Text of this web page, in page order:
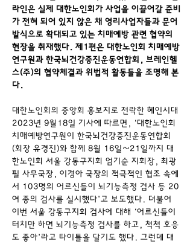
라인은 실제 대한노인회가 사업을 이끌어갈 준비
가 전혀 되어 있지 않은 채 영리사업자들과 문어
발식으로 확대되고 있는 치매예방 관련 협약의
현장을 취재했다. 제1편은 대한노인회 치매예방
연구원과 한국뇌건강증진운동연합회, 브레인헬
스(주)의 협약체결과 위법적 활동들을 조명해 본
다.​
대한노인회의 중앙회 홍보지로 전락한 혜인시대
2023년 9월18일 기사에 따르면, ‘대한노인회
치매예방연구원이 한국뇌건강증진운동연합회
(회장 유경진)와 함께 8월 16일~21일까지 대
한노인회 서울 강동구지회 엄기순 지회장, 최광
필 사무국장, 이경아 국장의 적극적인 협조 속에
서 103명의 어르신들이 뇌기능측정 검사 등 20
여 종의 검사를 실시했다’고 보도했다. 더불어
이번 서울 강동구지회 검사에 대해 ‘어르신들이
터치만 하면 뇌기능측정 검사를 하고, 척척 호응
도 좋아’라고 타이틀을 달기도 했다. 그런데 대